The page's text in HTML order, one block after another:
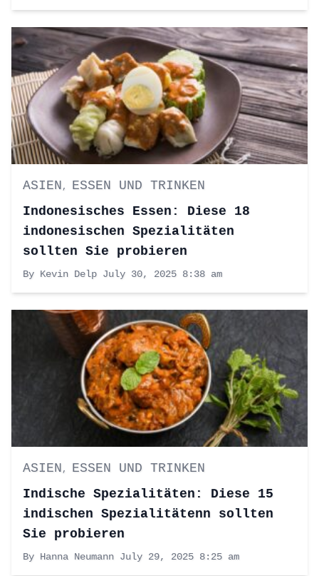
ASIEN , ESSEN UND TRINKEN
Indonesisches Essen: Diese 18
indonesischen Spezialitäten
sollten Sie probieren
By Kevin Delp July 30, 2025 8:38 am
ASIEN , ESSEN UND TRINKEN
Indische Spezialitäten: Diese 15
indischen Spezialitätenn sollten
Sie probieren
By Hanna Neumann July 29, 2025 8:25 am